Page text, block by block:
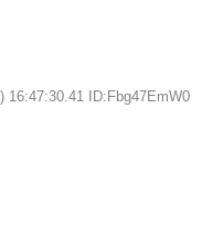
16:47:30.41 ID:Fbg47EmW0